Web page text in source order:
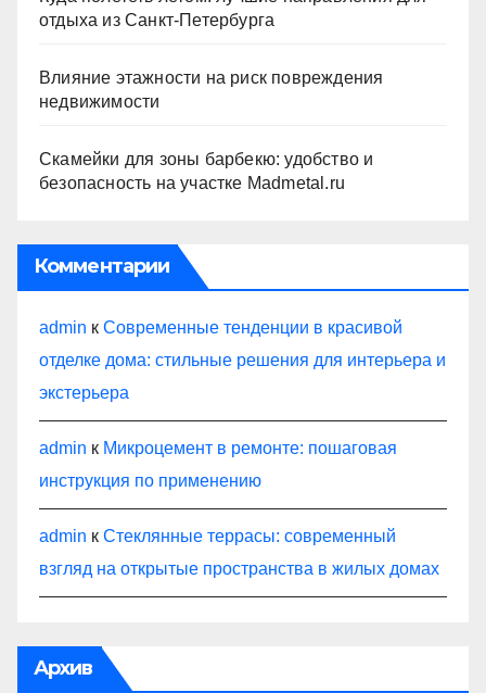
отдыха из Санкт-Петербурга
Влияние этажности на риск повреждения
недвижимости
Скамейки для зоны барбекю: удобство и
безопасность на участке Madmetal.ru
Комментарии
admin к Современные тенденции в красивой
отделке дома: стильные решения для интерьера и
экстерьера
admin к Микроцемент в ремонте: пошаговая
инструкция по применению
admin к Стеклянные террасы: современный
взгляд на открытые пространства в жилых домах
Архив